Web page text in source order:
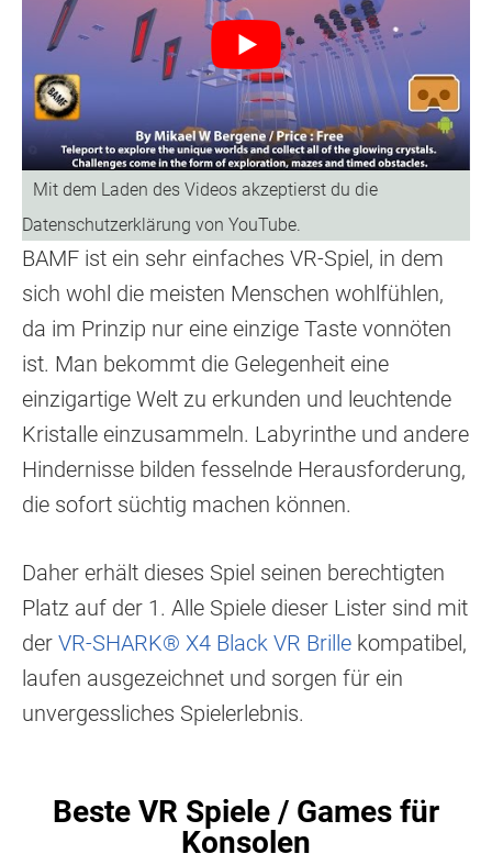
BAMF ist ein sehr einfaches VR-Spiel, in dem
sich wohl die meisten Menschen wohlfühlen,
da im Prinzip nur eine einzige Taste vonnöten
ist. Man bekommt die Gelegenheit eine
einzigartige Welt zu erkunden und leuchtende
Kristalle einzusammeln. Labyrinthe und andere
Hindernisse bilden fesselnde Herausforderung,
die sofort süchtig machen können.
Daher erhält dieses Spiel seinen berechtigten
Platz auf der 1. Alle Spiele dieser Lister sind mit
der VR-SHARK® X4 Black VR Brille kompatibel,
laufen ausgezeichnet und sorgen für ein
unvergessliches Spielerlebnis.
Beste VR Spiele / Games für
Konsolen